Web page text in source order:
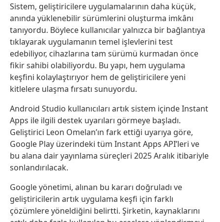
Sistem, geliştiricilere uygulamalarının daha küçük,
anında yüklenebilir sürümlerini oluşturma imkânı
tanıyordu. Böylece kullanıcılar yalnızca bir bağlantıya
tıklayarak uygulamanın temel işlevlerini test
edebiliyor, cihazlarına tam sürümü kurmadan önce
fikir sahibi olabiliyordu. Bu yapı, hem uygulama
keşfini kolaylaştırıyor hem de geliştiricilere yeni
kitlelere ulaşma fırsatı sunuyordu.
Android Studio kullanıcıları artık sistem içinde Instant
Apps ile ilgili destek uyarıları görmeye başladı.
Geliştirici Leon Omelan’ın fark ettiği uyarıya göre,
Google Play üzerindeki tüm Instant Apps API’leri ve
bu alana dair yayınlama süreçleri 2025 Aralık itibariyle
sonlandırılacak.
Google yönetimi, alınan bu kararı doğruladı ve
geliştiricilerin artık uygulama keşfi için farklı
çözümlere yöneldiğini belirtti. Şirketin, kaynaklarını